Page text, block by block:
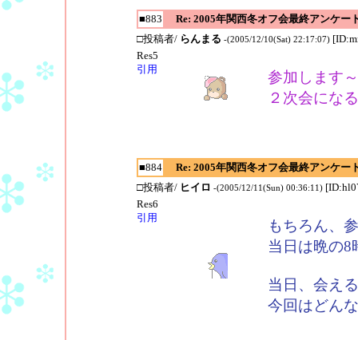
■883
Re: 2005年関西冬オフ会最終アンケー
□投稿者/ らんまる -(2005/12/10(Sat) 22:17:07)
Res5
引用
参加します
２次会にな
■884
Re: 2005年関西冬オフ会最終アンケー
□投稿者/ ヒイロ -(2005/12/11(Sun) 00:36:11)
Res6
引用
もちろん、
当日は晩の8
当日、会え
今回はどん